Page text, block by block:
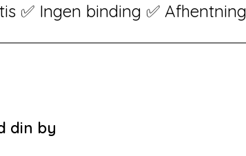
✅ Ingen binding ✅
din by